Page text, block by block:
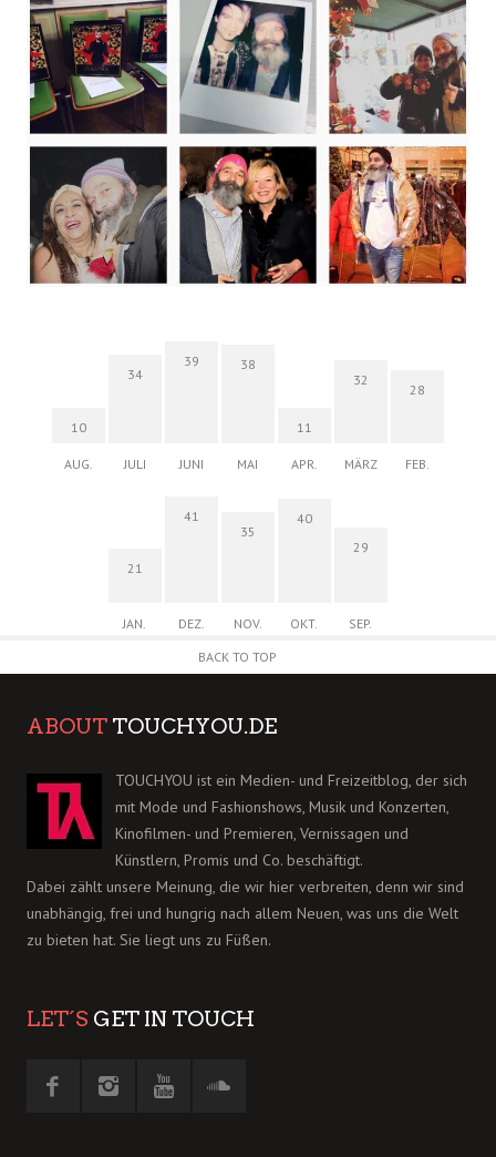
10
AUG.
34
JULI
39
JUNI
38
MAI
11
APR.
32
MÄRZ
28
FEB.
21
JAN.
41
DEZ.
35
NOV.
40
OKT.
29
SEP.
BACK TO TOP
ABOUT TOUCHYOU.DE
TOUCHYOU ist ein Medien- und Freizeitblog, der sich
mit Mode und Fashionshows, Musik und Konzerten,
Kinofilmen- und Premieren, Vernissagen und
Künstlern, Promis und Co. beschäftigt.
Dabei zählt unsere Meinung, die wir hier verbreiten, denn wir sind
unabhängig, frei und hungrig nach allem Neuen, was uns die Welt
zu bieten hat. Sie liegt uns zu Füßen.
LET´S GET IN TOUCH